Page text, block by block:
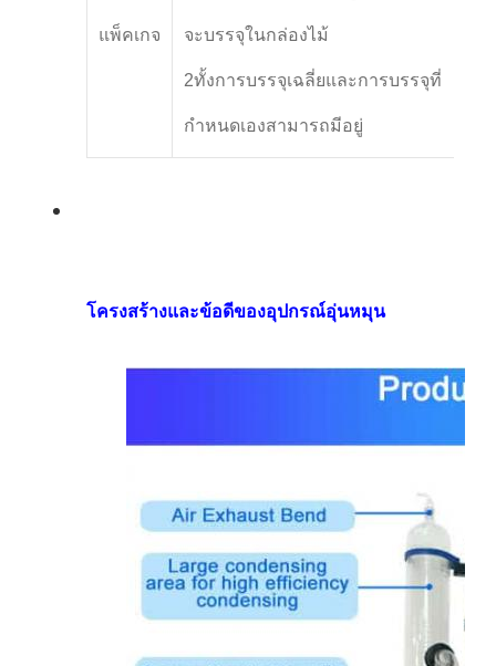
แพ็คเกจ จะบรรจุในกล่องไม้
2ทั้งการบรรจุเฉลี่ยและการบรรจุที่
กําหนดเองสามารถมีอยู่
โครงสร้างและข้อดีของอุปกรณ์อุ่นหมุน